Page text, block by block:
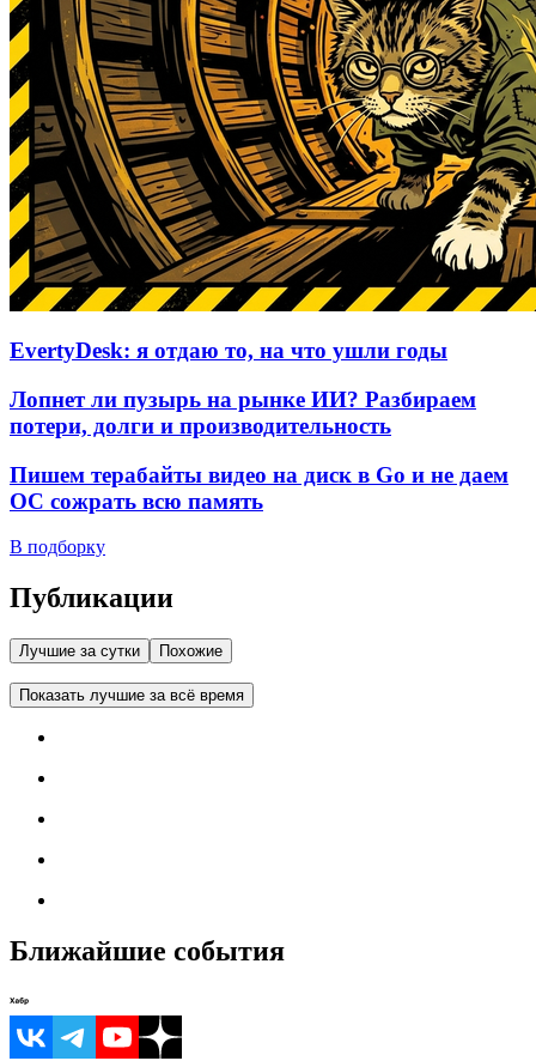
EvertyDesk: я отдаю то, на что ушли годы
Лопнет ли пузырь на рынке ИИ? Разбираем
потери, долги и производительность
Пишем терабайты видео на диск в Go и не даем
ОС сожрать всю память
В подборку
Публикации
Лучшие за сутки Похожие
Показать лучшие за всё время
Ближайшие события